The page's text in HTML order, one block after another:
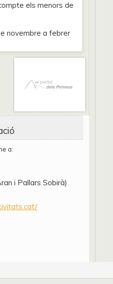
els menors de
novembre a febrer
a:
i Pallars Sobirà)